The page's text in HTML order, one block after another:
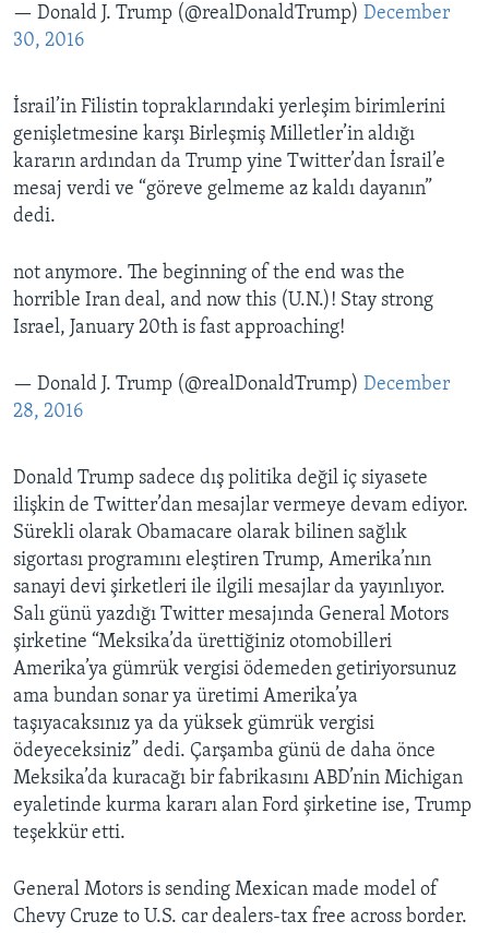
— Donald J. Trump (@realDonaldTrump) December
30, 2016
İsrail’in Filistin topraklarındaki yerleşim birimlerini
genişletmesine karşı Birleşmiş Milletler’in aldığı
kararın ardından da Trump yine Twitter’dan İsrail’e
mesaj verdi ve “göreve gelmeme az kaldı dayanın”
dedi.
not anymore. The beginning of the end was the
horrible Iran deal, and now this (U.N.)! Stay strong
Israel, January 20th is fast approaching!
— Donald J. Trump (@realDonaldTrump) December
28, 2016
Donald Trump sadece dış politika değil iç siyasete
ilişkin de Twitter’dan mesajlar vermeye devam ediyor.
Sürekli olarak Obamacare olarak bilinen sağlık
sigortası programını eleştiren Trump, Amerika’nın
sanayi devi şirketleri ile ilgili mesajlar da yayınlıyor.
Salı günü yazdığı Twitter mesajında General Motors
şirketine “Meksika’da ürettiğiniz otomobilleri
Amerika’ya gümrük vergisi ödemeden getiriyorsunuz
ama bundan sonar ya üretimi Amerika’ya
taşıyacaksınız ya da yüksek gümrük vergisi
ödeyeceksiniz” dedi. Çarşamba günü de daha önce
Meksika’da kuracağı bir fabrikasını ABD’nin Michigan
eyaletinde kurma kararı alan Ford şirketine ise, Trump
teşekkür etti.
General Motors is sending Mexican made model of
Chevy Cruze to U.S. car dealers-tax free across border.